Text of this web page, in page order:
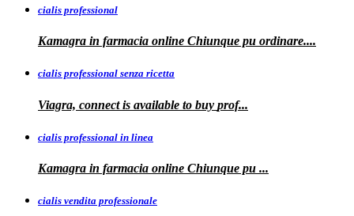
cialis professional
Kamagra in farmacia online Chiunque pu ordinare....
cialis professional senza ricetta
Viagra, connect is available to buy prof...
cialis professional in linea
Kamagra in farmacia online Chiunque pu ...
cialis vendita professionale